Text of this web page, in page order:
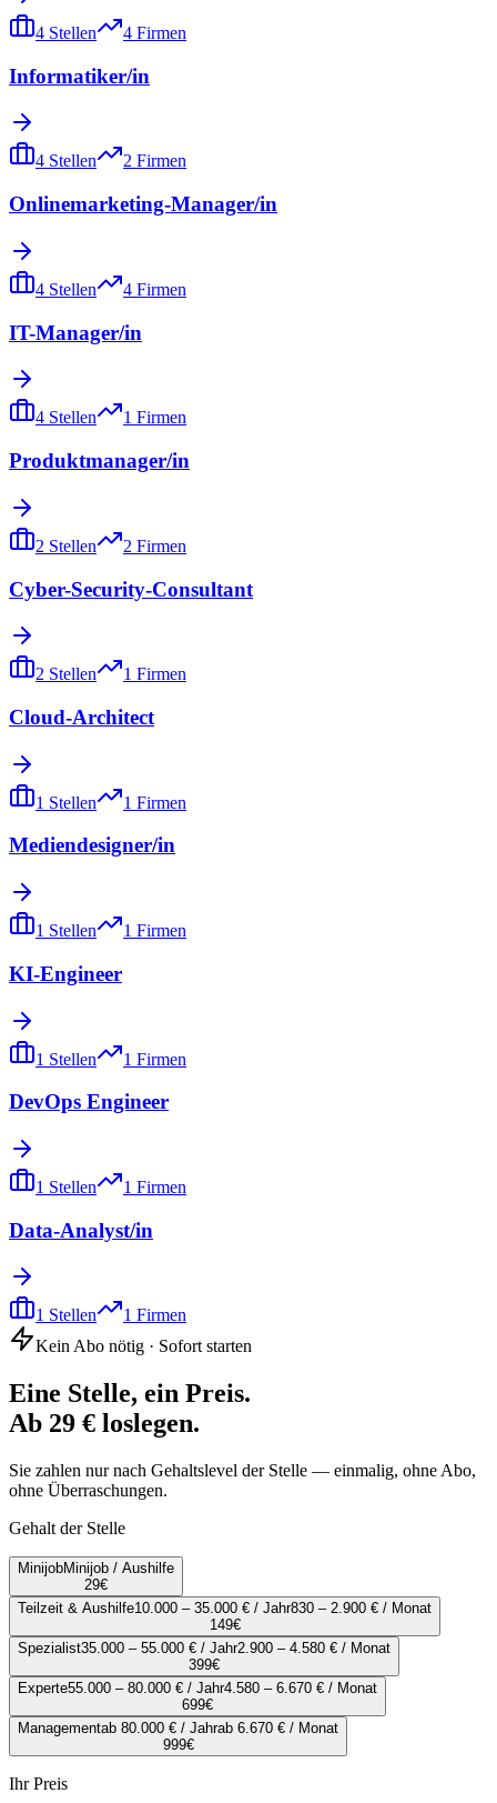
4 Stellen 4 Firmen
Informatiker/in
4 Stellen 2 Firmen
Onlinemarketing-Manager/in
4 Stellen 4 Firmen
IT-Manager/in
4 Stellen 1 Firmen
Produktmanager/in
2 Stellen 2 Firmen
Cyber-Security-Consultant
2 Stellen 1 Firmen
Cloud-Architect
1 Stellen 1 Firmen
Mediendesigner/in
1 Stellen 1 Firmen
KI-Engineer
1 Stellen 1 Firmen
DevOps Engineer
1 Stellen 1 Firmen
Data-Analyst/in
1 Stellen 1 Firmen
Kein Abo nötig · Sofort starten
Eine Stelle, ein Preis.
Ab 29 € loslegen.
Sie zahlen nur nach Gehaltslevel der Stelle — einmalig, ohne Abo,
ohne Überraschungen.
Gehalt der Stelle
MinijobMinijob / Aushilfe
29€
Teilzeit & Aushilfe10.000 – 35.000 € / Jahr830 – 2.900 € / Monat
149€
Spezialist35.000 – 55.000 € / Jahr2.900 – 4.580 € / Monat
399€
Experte55.000 – 80.000 € / Jahr4.580 – 6.670 € / Monat
699€
Managementab 80.000 € / Jahrab 6.670 € / Monat
999€
Ihr Preis